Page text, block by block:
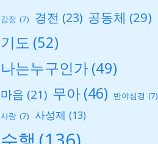
감정 (7) 경전 (23) 공동체 (29)
기도 (52)
나는누구인가(49)
마음 (21) 무아(46) 반야심경 (7)
사랑 (7) 사성제 (13)